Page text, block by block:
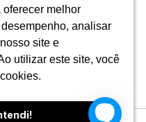
melhor
analisar
site e
utilizar este site, você
melhor
analisar
site e
utilizar este site, você